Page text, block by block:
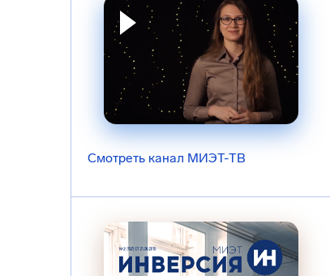
Смотреть канал МИЭТ-ТВ